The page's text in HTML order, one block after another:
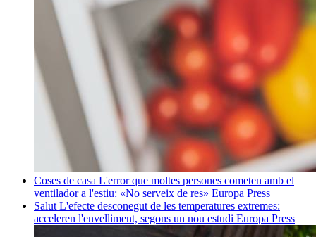
Coses de casa L'error que moltes persones cometen amb el
ventilador a l'estiu: «No serveix de res» Europa Press
Salut L'efecte desconegut de les temperatures extremes:
acceleren l'envelliment, segons un nou estudi Europa Press